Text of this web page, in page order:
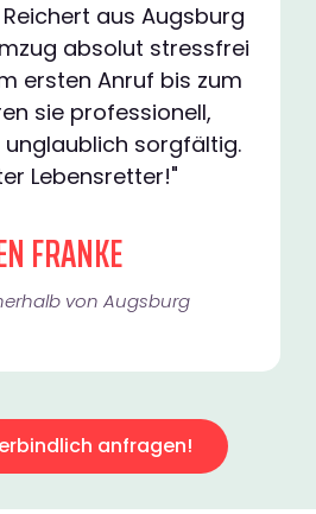
aus Augsburg
absolut stressfrei
ersten Anruf bis zum
sie professionell,
sorgfältig.
Lebensretter!"
FRANKE
von Augsburg​
anfragen!